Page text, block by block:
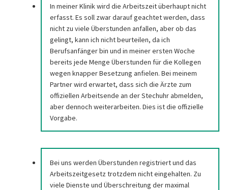
In meiner Klinik wird die Arbeitszeit überhaupt nicht
erfasst. Es soll zwar darauf geachtet werden, dass
nicht zu viele Überstunden anfallen, aber ob das
gelingt, kann ich nicht beurteilen, da ich
Berufsanfänger bin und in meiner ersten Woche
bereits jede Menge Überstunden für die Kollegen
wegen knapper Besetzung anfielen. Bei meinem
Partner wird erwartet, dass sich die Ärzte zum
offiziellen Arbeitsende an der Stechuhr abmelden,
aber dennoch weiterarbeiten. Dies ist die offizielle
Vorgabe.
Bei uns werden Überstunden registriert und das
Arbeitszeitgesetz trotzdem nicht eingehalten. Zu
viele Dienste und Überschreitung der maximal